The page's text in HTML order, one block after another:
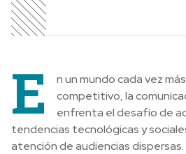
E
n un mundo cada vez
competitivo, la
enfrenta el desafío de
tendencias tecnológicas y
atención de audiencias dispersas.